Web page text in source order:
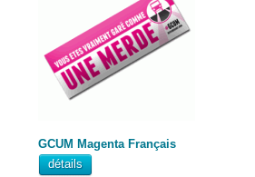
GCUM Magenta Français
détails